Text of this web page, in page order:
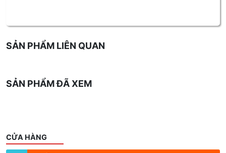
SẢN PHẨM LIÊN QUAN
SẢN PHẨM ĐÃ XEM
CỬA HÀNG